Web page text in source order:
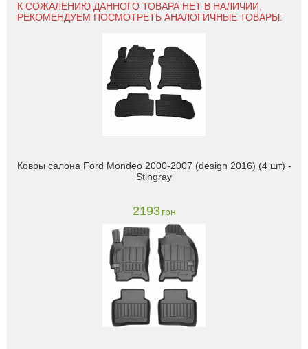
К СОЖАЛЕНИЮ ДАННОГО ТОВАРА НЕТ В НАЛИЧИИ,
РЕКОМЕНДУЕМ ПОСМОТРЕТЬ АНАЛОГИЧНЫЕ ТОВАРЫ:
Ковры салона Ford Mondeo 2000-2007 (design 2016) (4 шт) -
Stingray
2193 грн